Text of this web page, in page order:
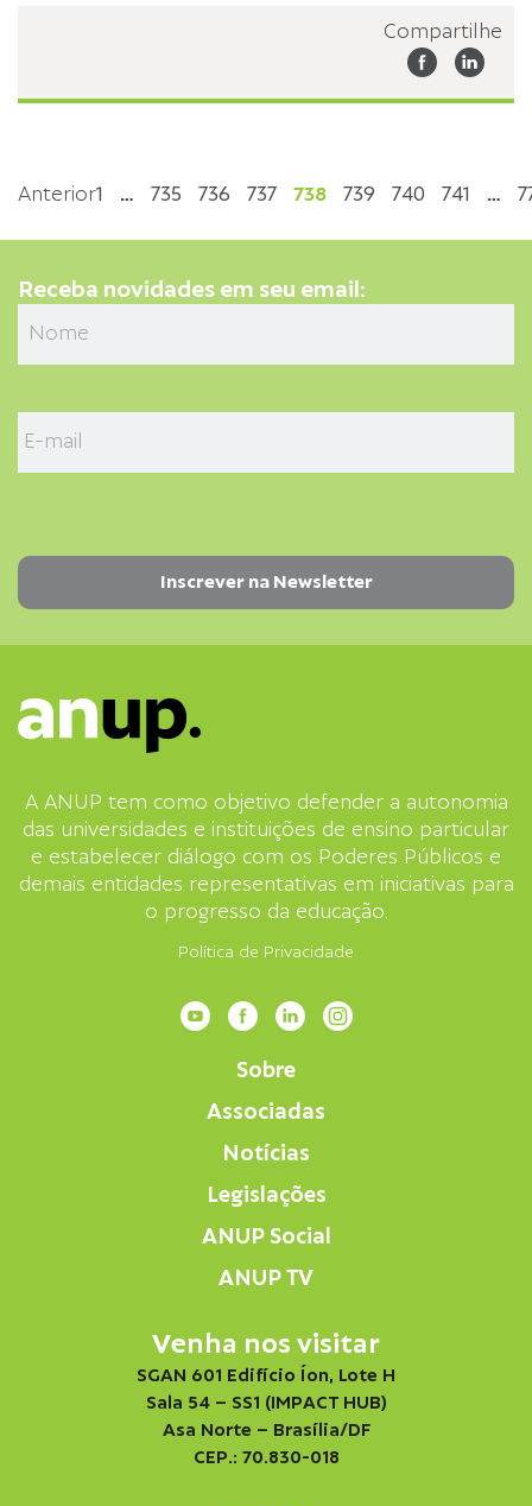
Compartilhe
Anterior1 … 735 736 737 738 739 740 741 …
Receba novidades em seu email:
A ANUP tem como objetivo defender a autonomia
das universidades e instituições de ensino particular
e estabelecer diálogo com os Poderes Públicos e
demais entidades representativas em iniciativas para
o progresso da educação.
Política de Privacidade
Sobre
Associadas
Notícias
Legislações
ANUP Social
ANUP TV
Venha nos visitar
SGAN 601 Edifício Íon, Lote H
Sala 54 – SS1 (IMPACT HUB)
Asa Norte – Brasília/DF
CEP.: 70.830-018